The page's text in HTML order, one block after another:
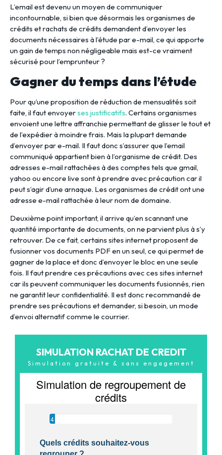
L’email est devenu un moyen de communiquer
incontournable, si bien que désormais les organismes de
crédits et rachats de crédits demandent d’envoyer les
documents nécessaires à l’étude par e-mail, ce qui apporte
un gain de temps non négligeable mais est-ce vraiment
sécurisé pour l’emprunteur ?
Gagner du temps dans l’étude
Pour qu’une proposition de réduction de mensualités soit
faite, il faut envoyerses justificatifs. Certains organismes
envoient une lettre affranchie permettant de glisser le tout et
de l’expédier à moindre frais. Mais la plupart demande
d’envoyer par e-mail. Il faut donc s’assurer que l’email
communiqué appartient bien à l’organisme de crédit. Des
adresses e-mail rattachées à des comptes tels que gmail,
yahoo ou encore live sont à prendre avec précaution car il
peut s’agir d’une arnaque. Les organismes de crédit ont une
adresse e-mail rattachée à leur nom de domaine.
Deuxième point important, il arrive qu’en scannant une
quantité importante de documents, on ne parvient plus à s’y
retrouver. De ce fait, certains sites internet proposent de
fusionner vos documents PDF en un seul, ce qui permet de
gagner de la place et donc d’envoyer le bloc en une seule
fois. Il faut prendre ces précautions avec ces sites internet
car ils peuvent communiquer les documents fusionnés, rien
ne garantit leur confidentialité. Il est donc recommandé de
prendre ses précautions et demander, si besoin, un mode
d’envoi alternatif comme le courrier.
SIMULATION RACHAT DE CREDIT
Simulation gratuite & sans engagement